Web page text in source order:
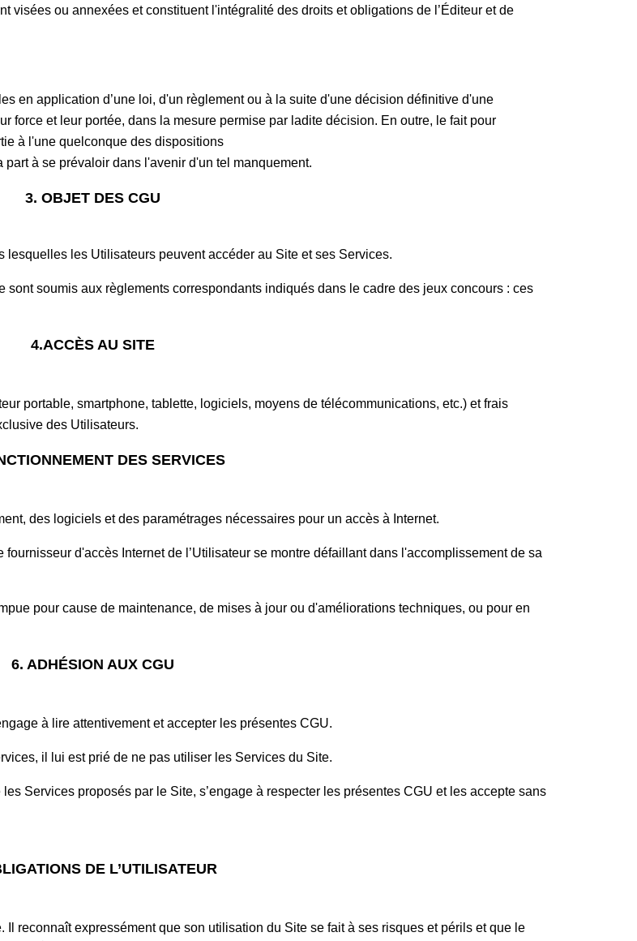
visées ou annexées et constituent l'intégralité des droits et obligations de l’Éditeur et de
en application d’une loi, d'un règlement ou à la suite d'une décision définitive d'une
force et leur portée, dans la mesure permise par ladite décision. En outre, le fait pour
à l'une quelconque des dispositions
à se prévaloir dans l'avenir d'un tel manquement.
3. OBJET DES CGU
les Utilisateurs peuvent accéder au Site et ses Services.
soumis aux règlements correspondants indiqués dans le cadre des jeux concours : ces
4.ACCÈS AU SITE
portable, smartphone, tablette, logiciels, moyens de télécommunications, etc.) et frais
des Utilisateurs.
DES SERVICES
des logiciels et des paramétrages nécessaires pour un accès à Internet.
d'accès Internet de l’Utilisateur se montre défaillant dans l'accomplissement de sa
pour cause de maintenance, de mises à jour ou d'améliorations techniques, ou pour en
6. ADHÉSION AUX CGU
à lire attentivement et accepter les présentes CGU.
il lui est prié de ne pas utiliser les Services du Site.
Services proposés par le Site, s’engage à respecter les présentes CGU et les accepte sans
DE L’UTILISATEUR
reconnaît expressément que son utilisation du Site se fait à ses risques et périls et que le